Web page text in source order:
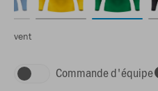
vent
Commande d'équipe